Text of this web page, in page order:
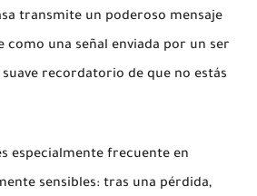
transmite un poderoso mensaje
como una señal enviada por un ser
recordatorio de que no estás
especialmente frecuente en
sensibles: tras una pérdida,